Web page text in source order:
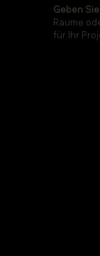
Geben
Räume
für Ihr